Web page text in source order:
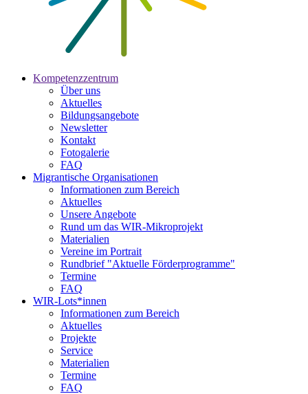
Kompetenzzentrum
Über uns
Aktuelles
Bildungsangebote
Newsletter
Kontakt
Fotogalerie
FAQ
Migrantische Organisationen
Informationen zum Bereich
Aktuelles
Unsere Angebote
Rund um das WIR-Mikroprojekt
Materialien
Vereine im Portrait
Rundbrief "Aktuelle Förderprogramme"
Termine
FAQ
WIR-Lots*innen
Informationen zum Bereich
Aktuelles
Projekte
Service
Materialien
Termine
FAQ